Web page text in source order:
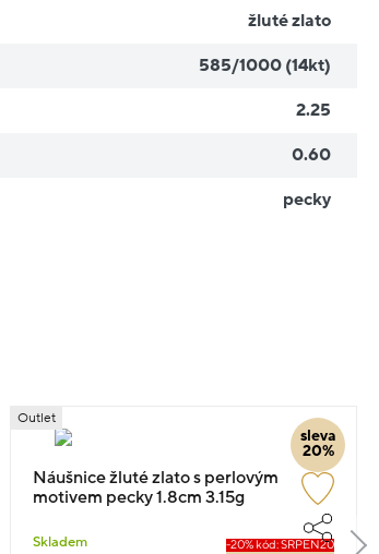
žluté zlato
585/1000 (14kt)
2.25
0.60
pecky
sleva
20%
Outlet
Náušnice žluté zlato s perlovým
motivem pecky 1.8cm 3.15g
Skladem -20% kód: SRPEN20